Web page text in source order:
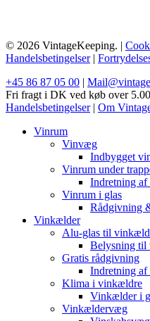
© 2026 VintageKeeping. |
Handelsbetingelser|
+45 86 87 05 00 |
Fri fragt i DK ved køb over
Handelsbetingelser| Om
Vinrum
Vinvæg
Indbygget
Vinrum under
Indretning
Vinrum i glas
Rådgivning
Vinkælder
Alu-glas til
Belysning
Gratis rådgivning
Indretning
Klima i vinkældre
Vinkælder i
Vinkældervæg